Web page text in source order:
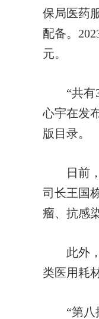
保局医药
配备。
元。
“共有
心宇在发
版目录。
日前，
司长王国
瘤、抗感
此外，
类医用耗材
“第八批